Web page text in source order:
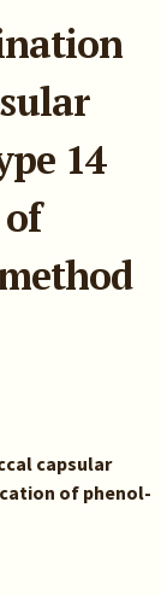
14
capsular
of phenol-